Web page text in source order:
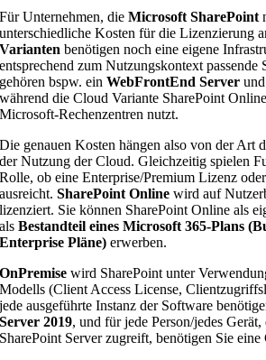
Für Unternehmen, dieMicrosoft SharePoint
unterschiedliche Kosten für die Lizenzierung
Varianten benötigen noch eine eigene
entsprechend zum Nutzungskontext passende
gehören bspw. einWebFrontEnd Server
während die Cloud Variante SharePoint
Microsoft-Rechenzentren nutzt.
Die genauen Kosten hängen also von der Art
der Nutzung der Cloud. Gleichzeitig spielen
Rolle, ob eine Enterprise/Premium Lizenz
ausreicht.SharePoint Onlinewird auf
lizenziert. Sie können SharePoint Online als
als Bestandteil eines Microsoft 365-Plans
Enterprise Pläne) erwerben.
OnPremise wird SharePoint unter
Modells (Client Access License,
jede ausgeführte Instanz der Software
Server 2019, und für jede Person/jedes
SharePoint Server zugreift, benötigen Sie